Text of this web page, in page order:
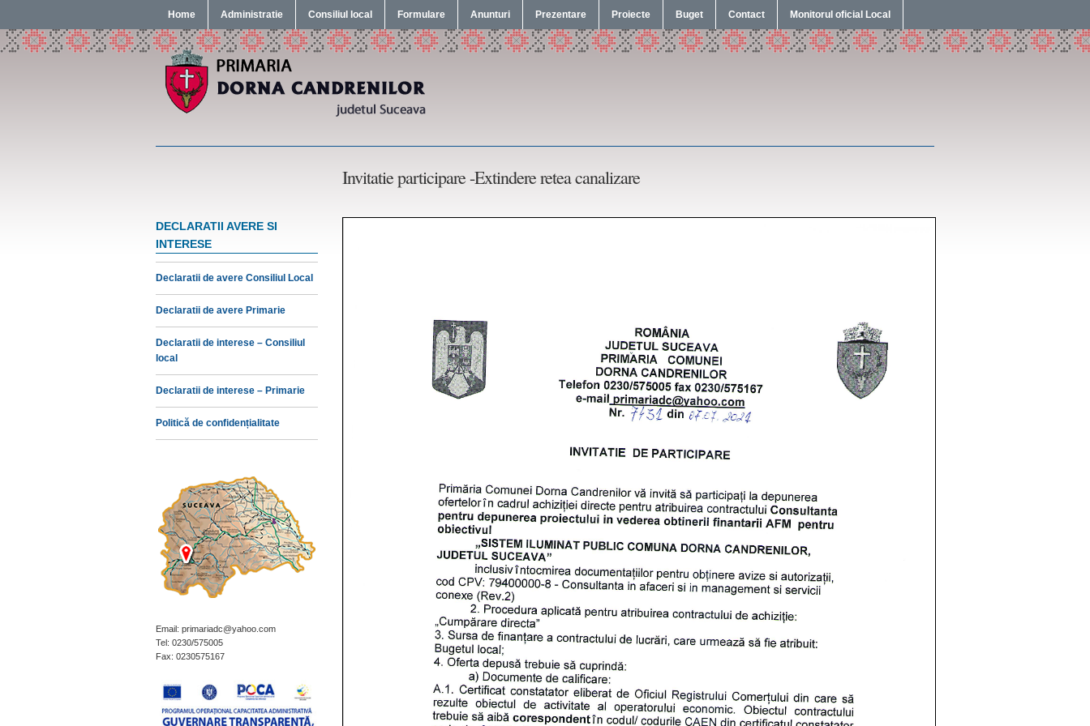
Home Administratie Consiliul local Formulare Anunturi Prezentare Proiecte Buget Contact Monitorul oficial Local
Invitatie participare -Extindere retea canalizare
DECLARATII AVERE SI
INTERESE
Declaratii de avere Consiliul Local
Declaratii de avere Primarie
Declaratii de interese – Consiliul
local
Declaratii de interese – Primarie
Politică de confidențialitate
Email: primariadc@yahoo.com
Tel: 0230/575005
Fax: 0230575167